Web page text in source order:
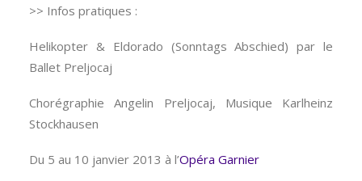
>> Infos pratiques :
Helikopter & Eldorado (Sonntags Abschied) par le
Ballet Preljocaj
Chorégraphie Angelin Preljocaj, Musique Karlheinz
Stockhausen
Du 5 au 10 janvier 2013 à l’Opéra Garnier